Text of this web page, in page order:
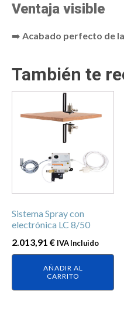
Ventaja visible
➡️ Acabado perfecto de
También te
Sistema Spray con
electrónica LC 8/50
2.013,91 € IVA Incluido
AÑADIR AL
CARRITO